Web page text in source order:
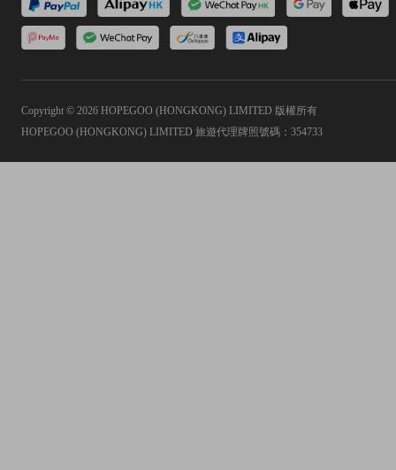
Copyright © 2026 HOPEGOO (HONGKONG) LIMITED 版權所有
HOPEGOO (HONGKONG) LIMITED 旅遊代理牌照號碼：354733